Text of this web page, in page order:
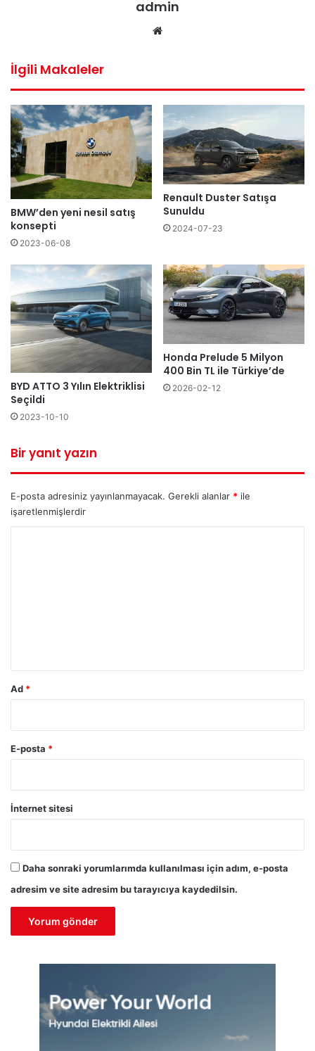
admin
İlgili Makaleler
BMW’den yeni nesil satış
konsepti
2023-06-08
Renault Duster Satışa
Sunuldu
2024-07-23
BYD ATTO 3 Yılın Elektriklisi
Seçildi
2023-10-10
Honda Prelude 5 Milyon
400 Bin TL ile Türkiye’de
2026-02-12
Bir yanıt yazın
E-posta adresiniz yayınlanmayacak. Gerekli alanlar * ile
işaretlenmişlerdir
Ad *
E-posta *
İnternet sitesi
Daha sonraki yorumlarımda kullanılması için adım, e-posta
adresim ve site adresim bu tarayıcıya kaydedilsin.